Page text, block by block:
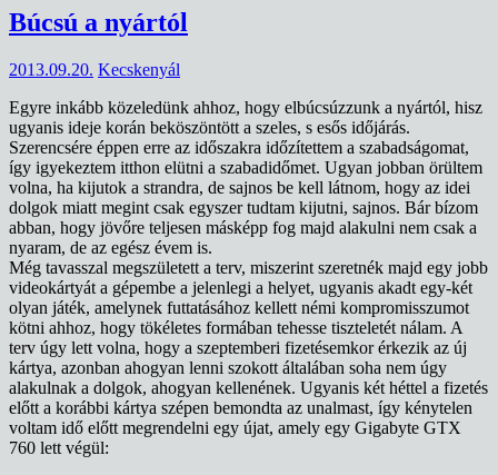
Búcsú a nyártól
2013.09.20. Kecskenyál
Egyre inkább közeledünk ahhoz, hogy elbúcsúzzunk a nyártól, hisz
ugyanis ideje korán beköszöntött a szeles, s esős időjárás.
Szerencsére éppen erre az időszakra időzítettem a szabadságomat,
így igyekeztem itthon elütni a szabadidőmet. Ugyan jobban örültem
volna, ha kijutok a strandra, de sajnos be kell látnom, hogy az idei
dolgok miatt megint csak egyszer tudtam kijutni, sajnos. Bár bízom
abban, hogy jövőre teljesen másképp fog majd alakulni nem csak a
nyaram, de az egész évem is.
Még tavasszal megszületett a terv, miszerint szeretnék majd egy jobb
videokártyát a gépembe a jelenlegi a helyet, ugyanis akadt egy-két
olyan játék, amelynek futtatásához kellett némi kompromisszumot
kötni ahhoz, hogy tökéletes formában tehesse tiszteletét nálam. A
terv úgy lett volna, hogy a szeptemberi fizetésemkor érkezik az új
kártya, azonban ahogyan lenni szokott általában soha nem úgy
alakulnak a dolgok, ahogyan kellenének. Ugyanis két héttel a fizetés
előtt a korábbi kártya szépen bemondta az unalmast, így kénytelen
voltam idő előtt megrendelni egy újat, amely egy Gigabyte GTX
760 lett végül: